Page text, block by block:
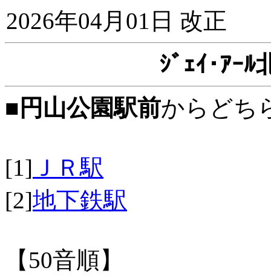
2026年04月01日 改正
ｼﾞｪｲ･ｱｰﾙ
■ 円山公園駅前からどち
[1] ＪＲ駅
[2]地下鉄駅
【50音順】